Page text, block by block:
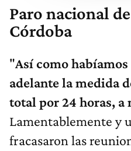
Paro nacional
Córdoba
"Así como
adelante la medida
total por 24 horas, a
Lamentablemente y
fracasaron las